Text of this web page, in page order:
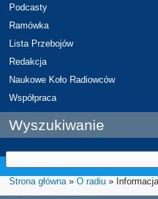
Podcasty
Ramówka
Lista Przebojów
Redakcja
Naukowe Koło Radiowców
Współpraca
Wyszukiwanie
Strona główna» O radiu »